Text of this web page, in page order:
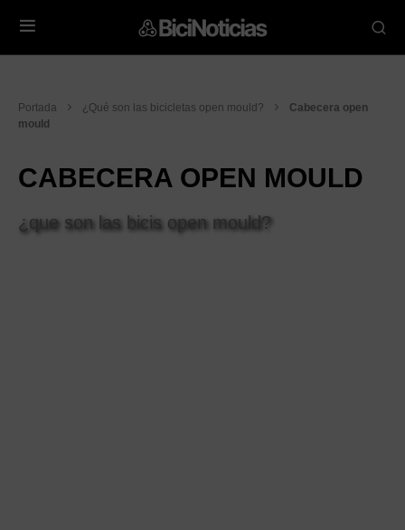
Portada ¿Qué son las bicicletas open mould?
Cabecera open
mould
CABECERA OPEN MOULD
¿que son las bicis open mould?